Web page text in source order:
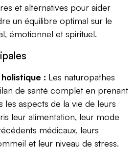
et alternatives pour aider
un équilibre optimal sur le
émotionnel et spirituel.
: Les naturopathes
de santé complet en prenant
les aspects de la vie de leurs
leur alimentation, leur mode
médicaux, leurs
et leur niveau de stress.